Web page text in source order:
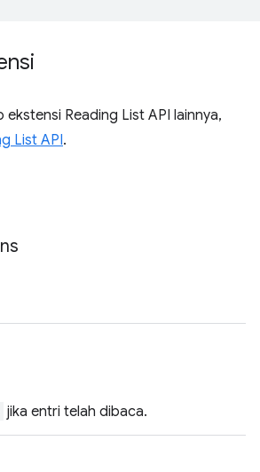
ekstensi Reading List API lainnya,
List API.
jika entri telah dibaca.